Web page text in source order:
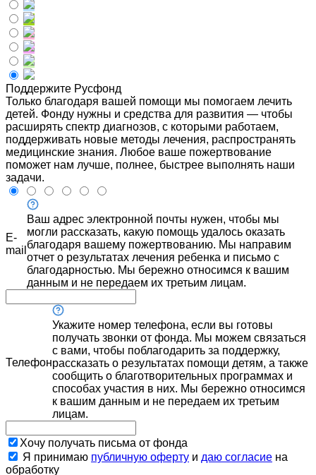
Поддержите Русфонд
Только благодаря вашей помощи мы помогаем лечить
детей. Фонду нужны и средства для развития — чтобы
расширять спектр диагнозов, с которыми работаем,
поддерживать новые методы лечения, распространять
медицинские знания. Любое ваше пожертвование
поможет нам лучше, полнее, быстрее выполнять наши
задачи.
E-
mail
Ваш адрес электронной почты нужен, чтобы мы
могли рассказать, какую помощь удалось оказать
благодаря вашему пожертвованию. Мы направим
отчет о результатах лечения ребенка и письмо с
благодарностью. Мы бережно относимся к вашим
данным и не передаем их третьим лицам.
Телефон
Укажите номер телефона, если вы готовы
получать звонки от фонда. Мы можем связаться
с вами, чтобы поблагодарить за поддержку,
рассказать о результатах помощи детям, а также
сообщить о благотворительных программах и
способах участия в них. Мы бережно относимся
к вашим данным и не передаем их третьим
лицам.
Хочу получать письма от фонда
Я принимаю публичную оферту и даю согласие на
обработку